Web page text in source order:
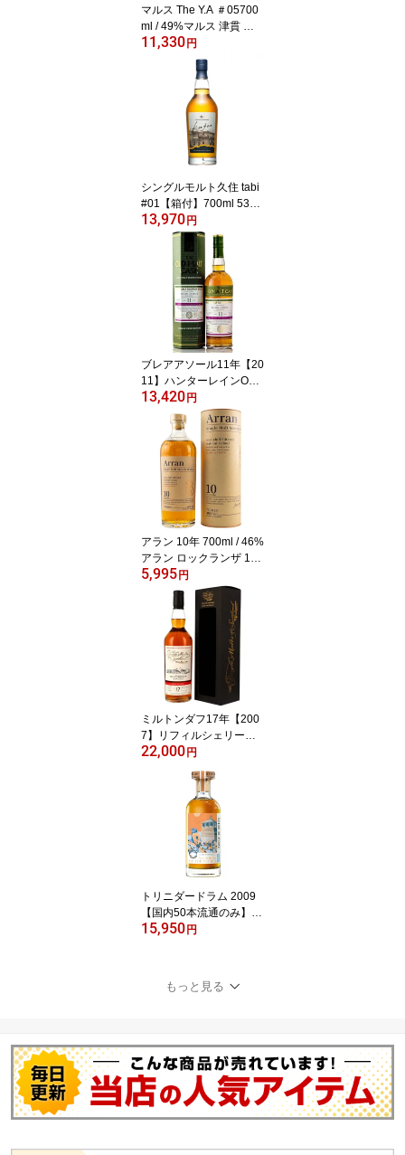
マルス The Y.A ＃05700
ml / 49%マルス 津貫 駒
ヶ岳 屋久島 鹿児島 ジャ
パニーズ ウイスキー 本
坊酒造 バーボンバレル
11,330 円
シングルモルト久住 tabi
#01【箱付】700ml 53%
大分県 竹田市 久住町 シ
ングルモルト
13,970 円
ブレアアソール11年【20
11】ハンターレインOM
C＃19552【SAKAYAAS
OBI】700ml/59.1% ブレ
アソール 11年 シェリー
バット プライベート ボ
トリング プレゼント 贈
り物 誕生日プレゼント
父 父親 美味しいお酒 う
まいウイスキー ブレア
アソール リンクウッド
13,420 円
アラン 10年 700ml / 46%
アラン ロックランザ 10
年 ウイスキー スコッチ
ウイスキーシングルモル
ト アイランズ 1stフィル
バーボンバレル
5,995 円
ミルトンダフ17年【200
7】リフィルシェリーバ
ットザ・シングルモル
ト・オブ・スコットラン
ドドイツ流通品700ml / 5
9.6%シングルモルト ウ
イスキー 17年 リフィル
シェリー Single Malts of
Scotland SMOS 希少 限
22,000 円
トリニダードラム 2009
【国内50本流通のみ】-
Wonders Series #13 - S
系 2009年蒸留 シング
ルカスク 13年熟成 ボ
15,950 円
もっと見る